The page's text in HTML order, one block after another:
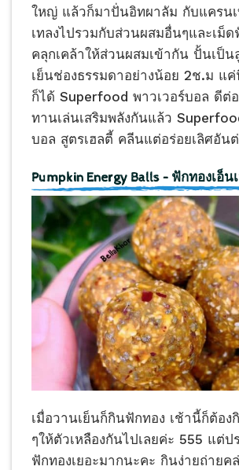
ใหญ่ แล้วก็มาปั่นอิทผาลัม ​กับแครนเ
เทลงไปรวมกับส่วนผสม​อื่นๆและเม็
คลุกเคล้า​ให้ส่วนผสมเข้ากัน ปั้นเป็
เย็น​ช่องธรรมดา​อย่างน้อย 2ช.ม แ
ก็ได้ Superfood พาวเวอร์บอล ดีต่
ทานเล่นเสริมพลังกันแล้ว
บอล สูตรเฮลตี้ คลีนแต่อร่อยเลิศอัน
Pumpkin Energy Balls – ฟักทอง​เอ็
เมื่อวานเย็นก็กินฟักทอง​ เช้านี้ก็ต้อง
ๆให้ตัวเหลืองกันไปเลยค่ะ 555 แต่ป
ฟักทอง​เยอะมากนะคะ กินง่ายถ่ายค